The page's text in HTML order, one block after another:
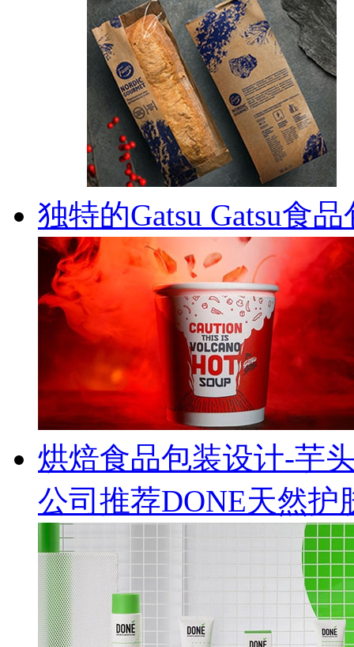
独特的Gatsu Gatsu食
烘焙食品包装设计-芋
公司推荐DONE天然